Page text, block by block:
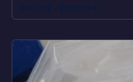
245,00 € – 2.200,00 €